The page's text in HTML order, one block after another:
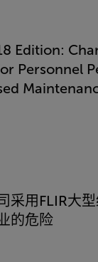
Edition:
Personnel
采用FLIR大
的危险